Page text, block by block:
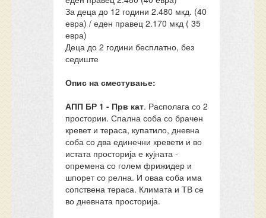
За деца до 12 години 2.480 мкд. (40
евра) / еден правец 2.170 мкд ( 35
евра)
Деца до 2 години бесплатно, без
седиште
Опис на сместување:
АПП БР 1 - Прв кат. Располага со 2
простории. Спална соба со брачен
кревет и тераса, купатило, дневна
соба со два единечни кревети и во
истата просторија е кујната -
опремена со голем фрижидер и
шпорет со релна. И оваа соба има
сопствена тераса. Климата и ТВ се
во дневната просторија.